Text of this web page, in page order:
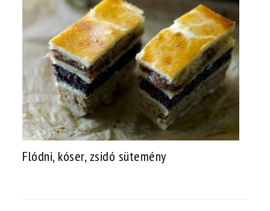
Flódni, kóser, zsidó sütemény